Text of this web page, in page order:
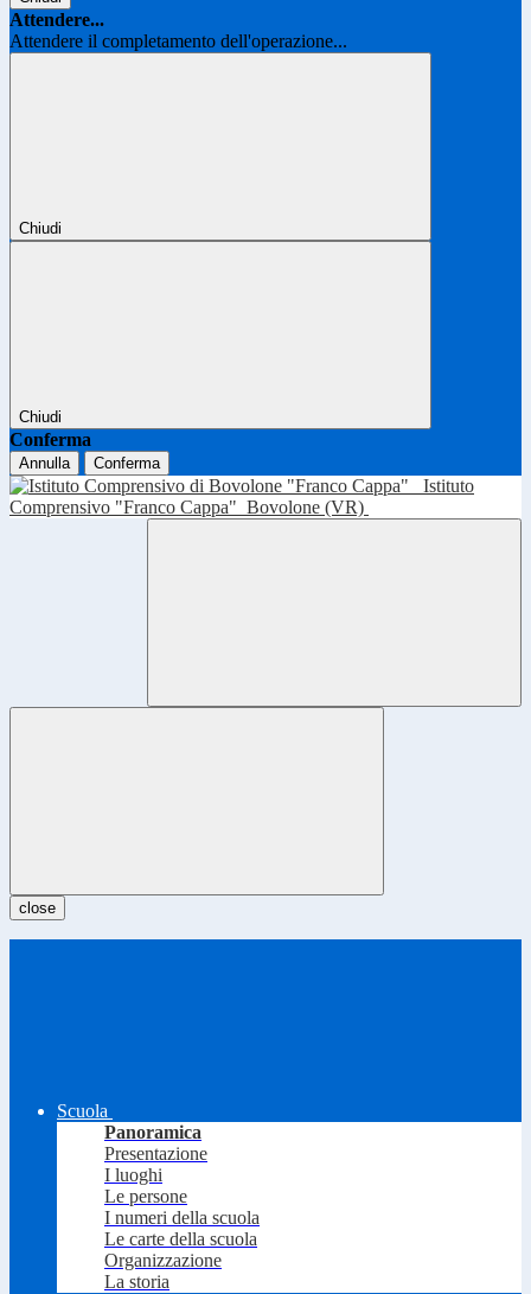
Attendere...
Attendere il completamento dell'operazione...
Chiudi
Chiudi
Conferma
Annulla Conferma
Istituto
Comprensivo "Franco Cappa" Bovolone (VR)
close
Scuola
Panoramica
Presentazione
I luoghi
Le persone
I numeri della scuola
Le carte della scuola
Organizzazione
La storia